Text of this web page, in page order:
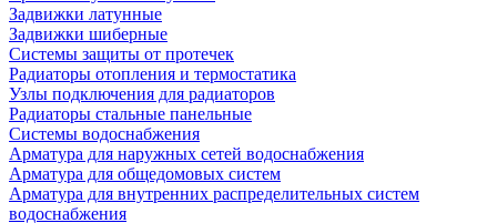
Задвижки латунные
Задвижки шиберные
Системы защиты от протечек
Радиаторы отопления и термостатика
Узлы подключения для радиаторов
Радиаторы стальные панельные
Системы водоснабжения
Арматура для наружных сетей водоснабжения
Арматура для общедомовых систем
Арматура для внутренних распределительных систем
водоснабжения